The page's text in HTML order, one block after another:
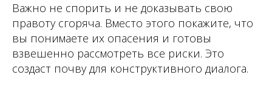
Важно не спорить и не доказывать свою
правоту сгоряча. Вместо этого покажите, что
вы понимаете их опасения и готовы
взвешенно рассмотреть все риски. Это
создаст почву для конструктивного диалога.